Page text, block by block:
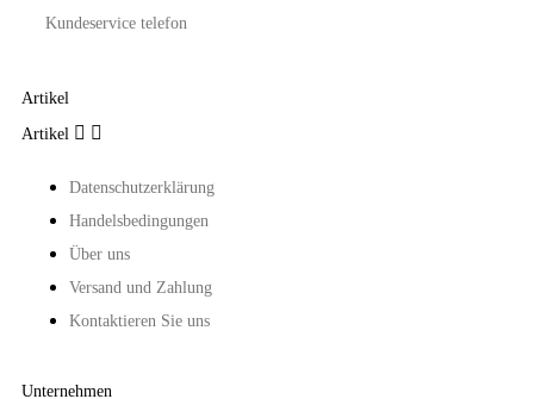
Kundeservice telefon
Artikel
Artikel  
Datenschutzerklärung
Handelsbedingungen
Über uns
Versand und Zahlung
Kontaktieren Sie uns
Unternehmen